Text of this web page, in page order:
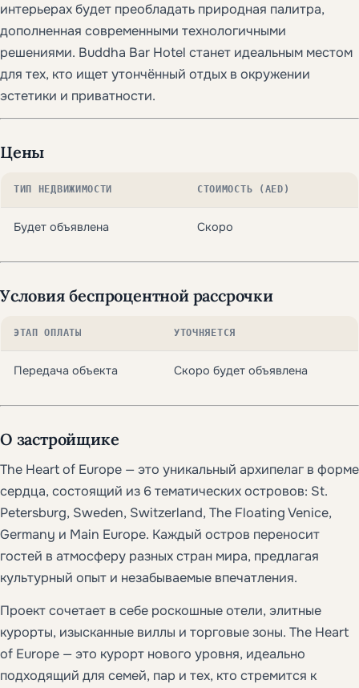
интерьерах будет преобладать природная палитра,
дополненная современными технологичными
решениями. Buddha Bar Hotel станет идеальным местом
для тех, кто ищет утончённый отдых в окружении
эстетики и приватности.
Цены
ТИП НЕДВИЖИМОСТИ СТОИМОСТЬ (AED)
Будет объявлена Скоро
Условия беспроцентной рассрочки
ЭТАП ОПЛАТЫ УТОЧНЯЕТСЯ
Передача объекта Скоро будет объявлена
О застройщике
The Heart of Europe — это уникальный архипелаг в форме
сердца, состоящий из 6 тематических островов: St.
Petersburg, Sweden, Switzerland, The Floating Venice,
Germany и Main Europe. Каждый остров переносит
гостей в атмосферу разных стран мира, предлагая
культурный опыт и незабываемые впечатления.
Проект сочетает в себе роскошные отели, элитные
курорты, изысканные виллы и торговые зоны. The Heart
of Europe — это курорт нового уровня, идеально
подходящий для семей, пар и тех, кто стремится к